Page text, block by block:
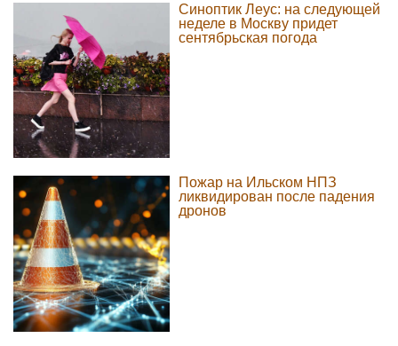
Синоптик Леус: на следующей
неделе в Москву придет
сентябрьская погода
Пожар на Ильском НПЗ
ликвидирован после падения
дронов